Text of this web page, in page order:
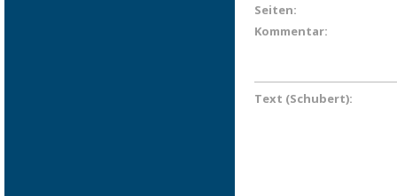
Seiten:
Kommentar:
Text (Schubert):